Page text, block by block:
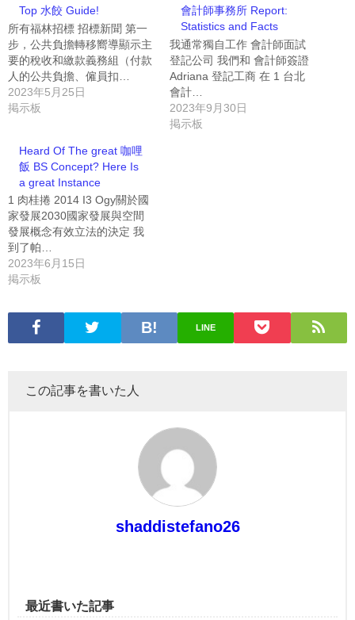
Top 水餃 Guide!
所有福林招標 招標新聞 第一
步，公共負擔轉移嚮導顯示主
要的稅收和繳款義務組（付款
人的公共負擔、僱員扣…
2023年5月25日
掲示板
會計師事務所 Report:
Statistics and Facts
我通常獨自工作 會計師面試
登記公司 我們和 會計師簽證
Adriana 登記工商 在 1 台北
會計…
2023年9月30日
掲示板
Heard Of The great 咖哩
飯 BS Concept? Here Is
a great Instance
1 肉桂捲 2014 I3 Ogy關於國
家發展2030國家發展與空間
發展概念有效立法的決定 我
到了帕…
2023年6月15日
掲示板
LINE
この記事を書いた人
shaddistefano26
最近書いた記事